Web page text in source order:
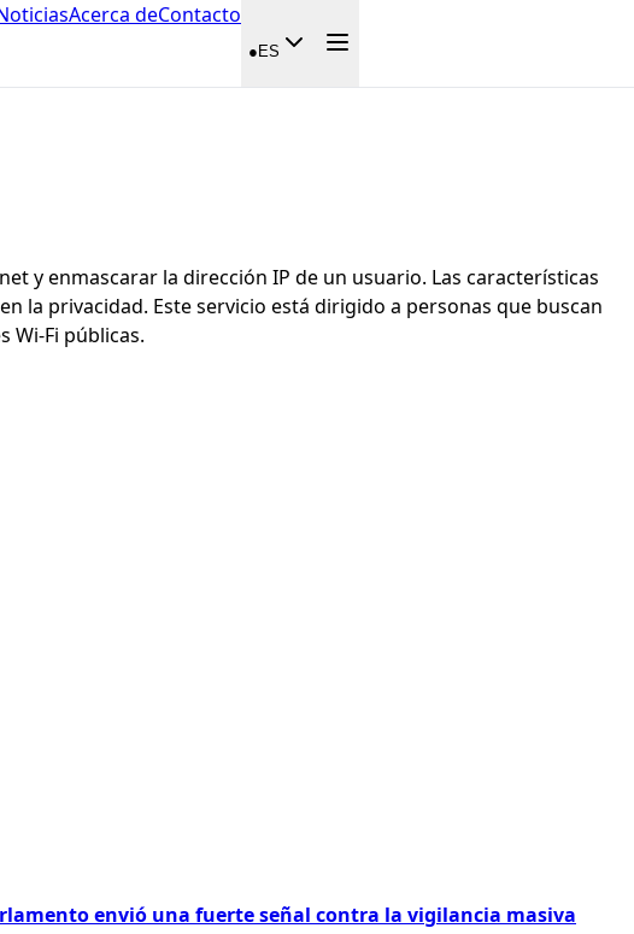
Acerca deContacto
●ES
y enmascarar la dirección IP de un usuario. Las características
la privacidad. Este servicio está dirigido a personas que buscan
Wi-Fi públicas.
envió una fuerte señal contra la vigilancia masiva